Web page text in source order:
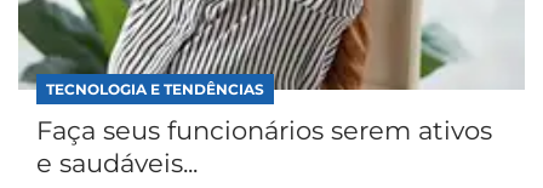
TECNOLOGIA E TENDÊNCIAS
Faça seus funcionários serem ativos
e saudáveis...